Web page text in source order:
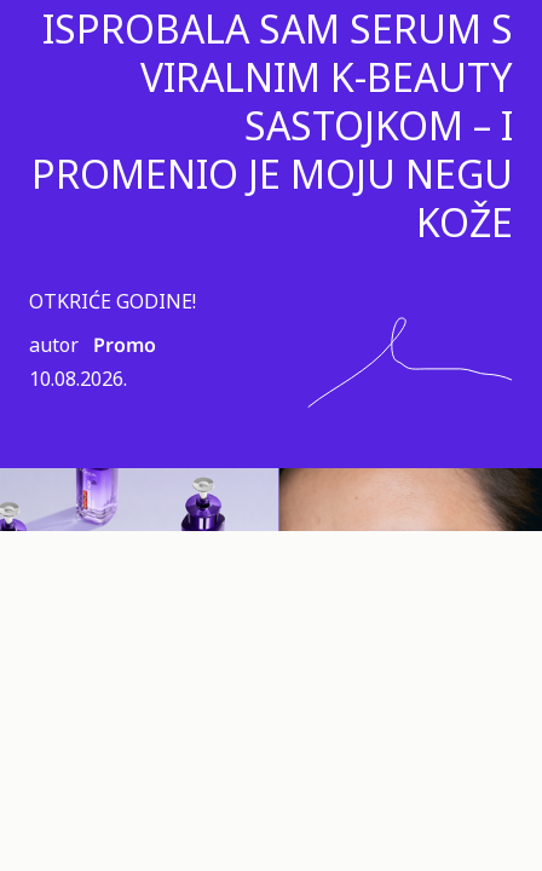
ISPROBALA SAM SERUM S
VIRALNIM K-BEAUTY
SASTOJKOM – I
PROMENIO JE MOJU NEGU
KOŽE
OTKRIĆE GODINE!
autor Promo
10.08.2026.